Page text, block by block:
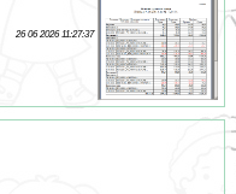
26 06 2026 11:27:37